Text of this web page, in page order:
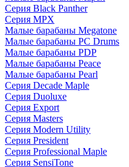
Серия Black Panther
Серия MPX
Малые барабаны Megatone
Малые барабаны PC Drums
Малые барабаны PDP
Малые барабаны Peace
Малые барабаны Pearl
Серия Decade Maple
Серия Duoluxe
Серия Export
Серия Masters
Серия Modern Utility
Серия President
Серия Professional Maple
Серия SensiTone